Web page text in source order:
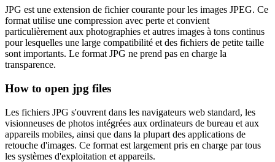
JPG est une extension de fichier courante pour les images JPEG. Ce
format utilise une compression avec perte et convient
particulièrement aux photographies et autres images à tons continus
pour lesquelles une large compatibilité et des fichiers de petite taille
sont importants. Le format JPG ne prend pas en charge la
transparence.
How to open jpg files
Les fichiers JPG s'ouvrent dans les navigateurs web standard, les
visionneuses de photos intégrées aux ordinateurs de bureau et aux
appareils mobiles, ainsi que dans la plupart des applications de
retouche d'images. Ce format est largement pris en charge par tous
les systèmes d'exploitation et appareils.